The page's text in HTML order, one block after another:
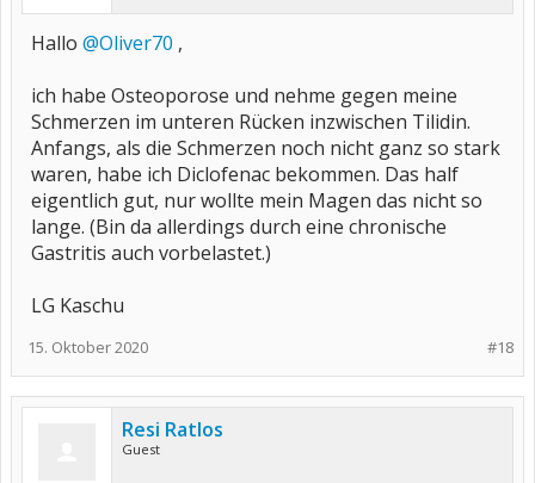
Hallo @Oliver70 ,
ich habe Osteoporose und nehme gegen meine
Schmerzen im unteren Rücken inzwischen Tilidin.
Anfangs, als die Schmerzen noch nicht ganz so stark
waren, habe ich Diclofenac bekommen. Das half
eigentlich gut, nur wollte mein Magen das nicht so
lange. (Bin da allerdings durch eine chronische
Gastritis auch vorbelastet.)
LG Kaschu
#18
15. Oktober 2020
Resi Ratlos
Guest